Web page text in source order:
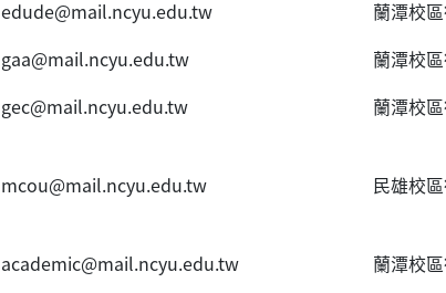
edude@mail.ncyu.edu.tw 蘭潭校
gaa@mail.ncyu.edu.tw 蘭潭校
gec@mail.ncyu.edu.tw 蘭潭校
mcou@mail.ncyu.edu.tw 民雄校
academic@mail.ncyu.edu.tw 蘭潭校